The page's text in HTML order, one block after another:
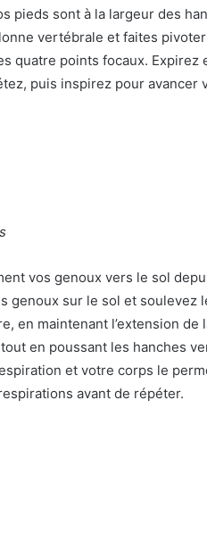
pieds sont à la largeur des
vertébrale et faites pivoter
quatre points focaux. Expirez
puis inspirez pour
vos genoux vers le sol
genoux sur le sol et soulevez
en maintenant l’extension
en poussant les hanches
et votre corps le
avant de répéter.